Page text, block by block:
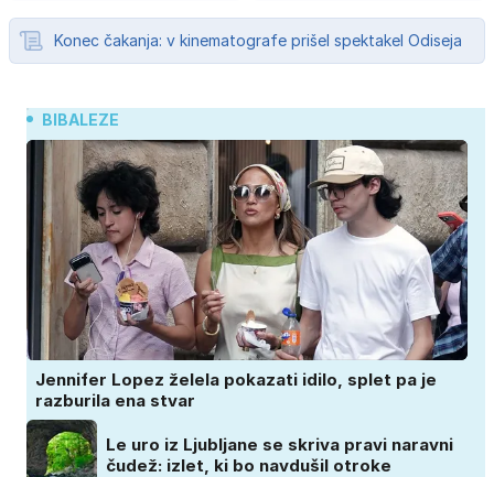
Konec čakanja: v kinematografe prišel spektakel Odiseja
BIBALEZE
Jennifer Lopez želela pokazati idilo, splet pa je
razburila ena stvar
Le uro iz Ljubljane se skriva pravi naravni
čudež: izlet, ki bo navdušil otroke